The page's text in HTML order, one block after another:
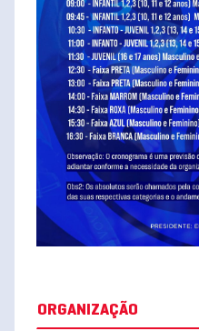
ORGANIZAÇÃO